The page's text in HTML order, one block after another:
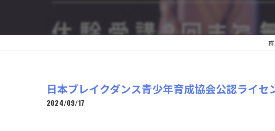
日本ブレイクダンス青少年育成協会公認ライセ
2024/09/17